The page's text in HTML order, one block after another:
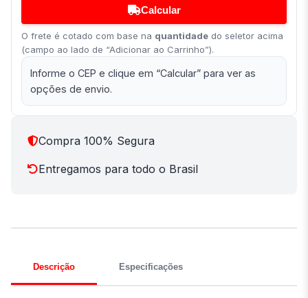
Calcular
O frete é cotado com base na quantidade do seletor acima
(campo ao lado de “Adicionar ao Carrinho”).
Informe o CEP e clique em “Calcular” para ver as
opções de envio.
Compra 100% Segura
Entregamos para todo o Brasil
Descrição Especificações